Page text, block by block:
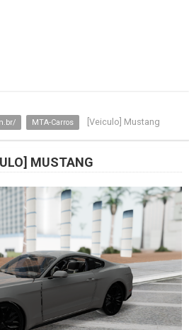
MTA-Carros [Veiculo] Mustang
MUSTANG